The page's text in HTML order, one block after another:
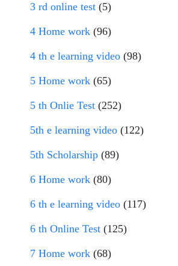
3 rd online test (5)
4 Home work (96)
4 th e learning video (98)
5 Home work (65)
5 th Onlie Test (252)
5th e learning video (122)
5th Scholarship (89)
6 Home work (80)
6 th e learning video (117)
6 th Online Test (125)
7 Home work (68)